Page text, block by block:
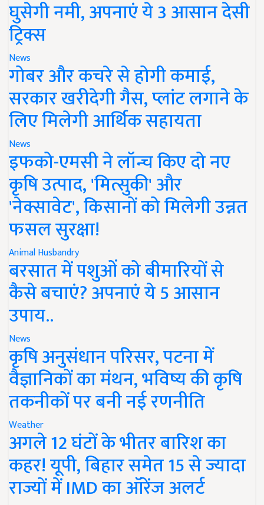
घुसेगी नमी, अपनाएं ये 3 आसान देसी
ट्रिक्स
News
गोबर और कचरे से होगी कमाई,
सरकार खरीदेगी गैस, प्लांट लगाने के
लिए मिलेगी आर्थिक सहायता
News
इफको-एमसी ने लॉन्च किए दो नए
कृषि उत्पाद, 'मित्सुकी' और
'नेक्सावेट', किसानों को मिलेगी उन्नत
फसल सुरक्षा!
Animal Husbandry
बरसात में पशुओं को बीमारियों से
कैसे बचाएं? अपनाएं ये 5 आसान
उपाय..
News
कृषि अनुसंधान परिसर, पटना में
वैज्ञानिकों का मंथन, भविष्य की कृषि
तकनीकों पर बनी नई रणनीति
Weather
अगले 12 घंटों के भीतर बारिश का
कहर! यूपी, बिहार समेत 15 से ज्यादा
राज्यों में IMD का ऑरेंज अलर्ट